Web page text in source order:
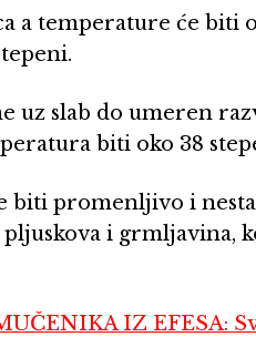
a temperature će biti
uz slab do umeren
biti oko 38
biti promenljivo i
i grmljavina,
IZ EFESA: